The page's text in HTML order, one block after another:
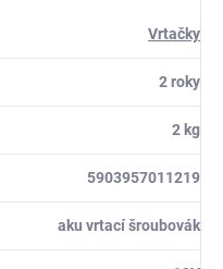
Vrtačky
2 roky
2 kg
5903957011219
aku vrtací šroubovák